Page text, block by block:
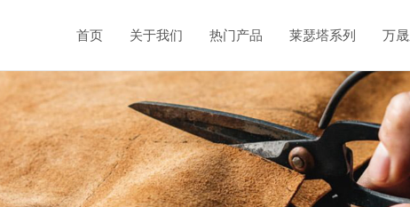
首页 关于我们 热门产品 莱瑟塔系列 万